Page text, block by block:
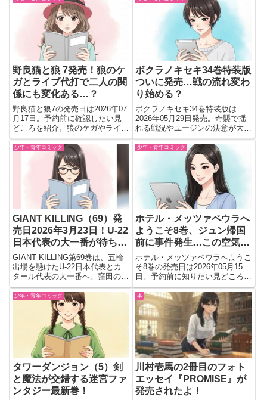
野良猫と狼 7発売！狼のケ
ガとライブ代打で二人の関
係にも変化ある…？
野良猫と狼7の発売日は2026年07
月17日。予約前に確認したい見
どころを紹介。狼のケガやライブ
代打、環が考える二人の未来など
関係変化が気になる最新巻をチェ
ボクラノキセキ34巻特装版
ついに発売…戦の流れ変わ
り始める？
ボクラノキセキ34巻特装版は
2026年05月29日発売。奇襲で揺
れる戦況やユージンの決意が大き
な見どころに。描き下ろし小冊子
付き特装版の予約前に内容をチェ
少年・青年コミック
GIANT KILLING（69）発
売日2026年3月23日！U-22
日本代表の大一番が待ちき
れない⚽
GIANT KILLING第69巻は、五輪
出場を懸けたU-22日本代表とカ
タール代表の大一番へ。窪田の想
いを背負い、負けられない戦いが
キックオフする注目の最新刊。
少年・青年コミック
ホテル・メッツァペウラへ
ようこそ8巻、ジュン帰国
前に事件発生…この空気か
なり気になる
ホテル・メッツァペウラへようこ
そ8巻の発売日は2026年05月15
日。予約前に知りたい見どころ
や、ジュン帰国前に起きる立てこ
もり事件の展開を中心に読む価値
をチェックできる内容を紹介
少年・青年コミック
タワーダンジョン（5）剣
と魔法が交錯する迷宮ファ
ンタジー最新巻！
本
川村壱馬の2冊目のフォト
エッセイ『PROMISE』が
発売されたよ！